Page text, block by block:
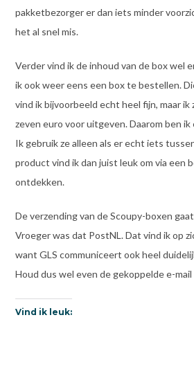
pakketbezorger er dan iets minder
het al snel mis.
Verder vind ik de inhoud van de box wel
ik ook weer eens een box te bestellen.
vind ik bijvoorbeeld echt heel fijn, maar ik
zeven euro voor uitgeven. Daarom ben ik
Ik gebruik ze alleen als er echt iets
product vind ik dan juist leuk om via een
ontdekken.
De verzending van de Scoupy-boxen
Vroeger was dat PostNL. Dat vind ik op
want GLS communiceert ook heel
Houd dus wel even de gekoppelde e-
Vind ik leuk: